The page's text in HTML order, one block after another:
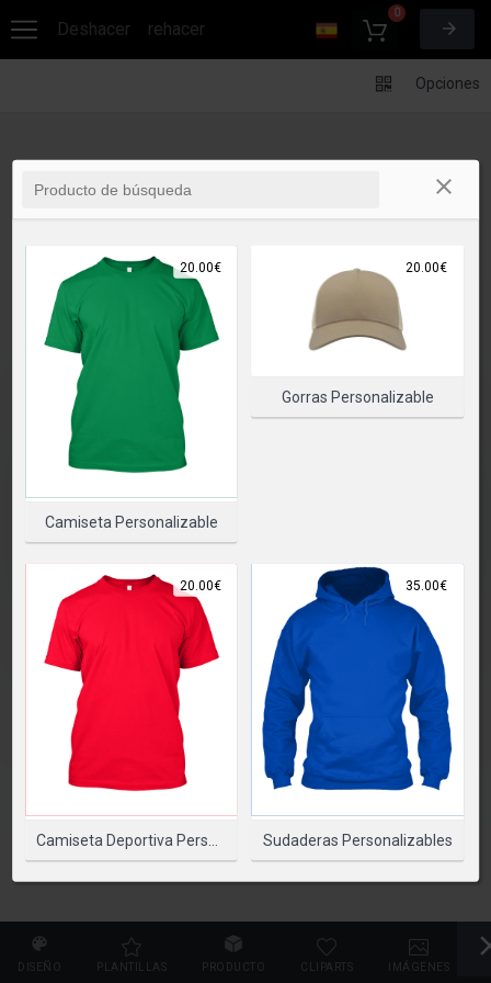
Deshacer rehacer
0
DISEÑO PLANTILLAS PRODUCTO CLIPARTS IMÁGENES
Opciones
SELECCIONAR PRODUCTO
Camiseta Personalizable
20.00€
Gorras Personalizable
20.00€
20.00€
Sudaderas Personalizables
35.00€